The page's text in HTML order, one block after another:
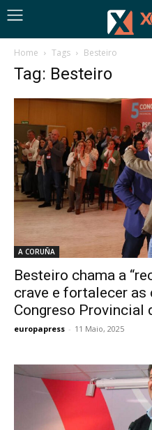
Home Tags Besteiro
Tag: Besteiro
A CORUÑA
Besteiro chama a
crave e fortalecer as
Congreso Provincial
europapress - 11 Maio, 2025